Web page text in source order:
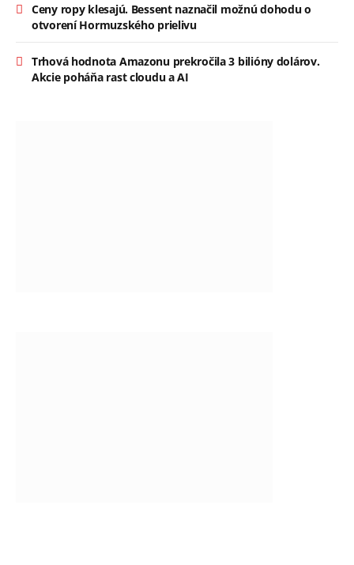
Ceny ropy klesajú. Bessent naznačil možnú dohodu o
otvorení Hormuzského prielivu
Trhová hodnota Amazonu prekročila 3 bilióny dolárov.
Akcie poháňa rast cloudu a AI